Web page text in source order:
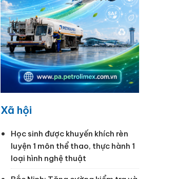
Xã hội
Học sinh được khuyến khích rèn
luyện 1 môn thể thao, thực hành 1
loại hình nghệ thuật